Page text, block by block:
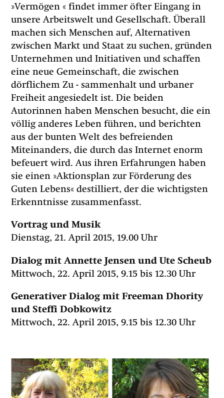
»Vermögen « findet immer öfter Eingang in
unsere Arbeitswelt und Gesellschaft. Überall
machen sich Menschen auf, Alternativen
zwischen Markt und Staat zu suchen, gründen
Unternehmen und Initiativen und schaffen
eine neue Gemeinschaft, die zwischen
dörflichem Zu - sammenhalt und urbaner
Freiheit angesiedelt ist. Die beiden
Autorinnen haben Menschen besucht, die ein
völlig anderes Leben führen, und berichten
aus der bunten Welt des befreienden
Miteinanders, die durch das Internet enorm
befeuert wird. Aus ihren Erfahrungen haben
sie einen »Aktionsplan zur Förderung des
Guten Lebens« destilliert, der die wichtigsten
Erkenntnisse zusammenfasst.
Vortrag und Musik
Dienstag, 21. April 2015, 19.00 Uhr
Dialog mit Annette Jensen und Ute Scheub
Mittwoch, 22. April 2015, 9.15 bis 12.30 Uhr
Generativer Dialog mit Freeman Dhority
und Steffi Dobkowitz
Mittwoch, 22. April 2015, 9.15 bis 12.30 Uhr